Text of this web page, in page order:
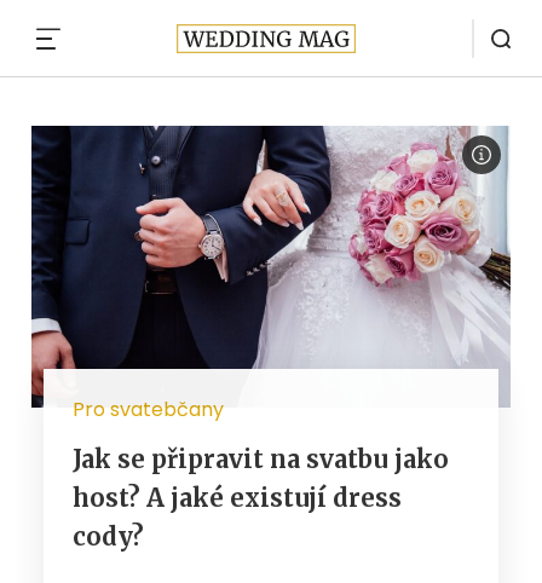
Pro svatebčany
Jak se připravit na svatbu jako
host? A jaké existují dress
cody?